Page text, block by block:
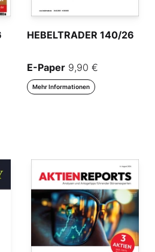
HEBELTRADER 140/26
E-Paper 9,90 €
Mehr Informationen